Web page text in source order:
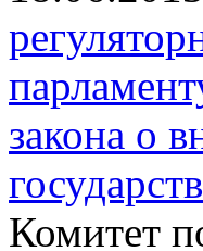
закона о
Комитет